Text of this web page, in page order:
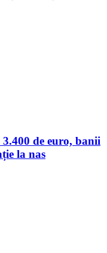
de euro, banii
la nas